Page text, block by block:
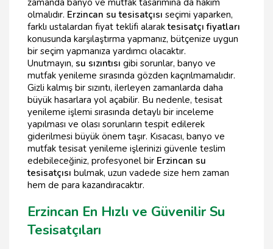
zamanda banyo ve mutfak tasarımına da hakim
olmalıdır. Erzincan su tesisatçısı seçimi yaparken,
farklı ustalardan fiyat teklifi alaraktesisatçı fiyatları
konusunda karşılaştırma yapmanız, bütçenize uygun
bir seçim yapmanıza yardımcı olacaktır.
Unutmayın, su sızıntısı gibi sorunlar, banyo ve
mutfak yenileme sırasında gözden kaçırılmamalıdır.
Gizli kalmış bir sızıntı, ilerleyen zamanlarda daha
büyük hasarlara yol açabilir. Bu nedenle, tesisat
yenileme işlemi sırasında detaylı bir inceleme
yapılması ve olası sorunların tespit edilerek
giderilmesi büyük önem taşır. Kısacası, banyo ve
mutfak tesisat yenileme işlerinizi güvenle teslim
edebileceğiniz, profesyonel bir Erzincan su
tesisatçısı bulmak, uzun vadede size hem zaman
hem de para kazandıracaktır.
Erzincan En Hızlı ve Güvenilir Su
Tesisatçıları